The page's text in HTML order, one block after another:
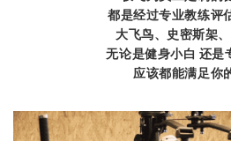
都是经过专业教练评
大飞鸟、史密斯架
无论是健身小白 还是
应该都能满足你